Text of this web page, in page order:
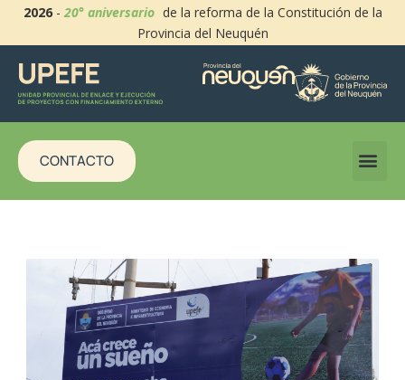
2026-20° aniversario de la reforma de la Constitución de la
Provincia del Neuquén
CONTACTO